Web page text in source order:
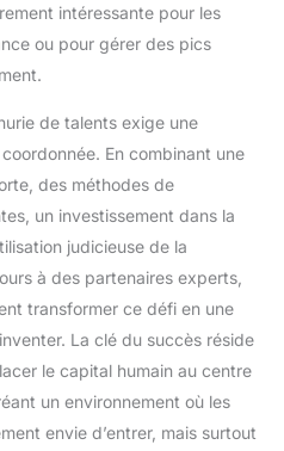
intéressante pour les
ou pour gérer des pics
de talents exige une
En combinant une
des méthodes de
un investissement dans la
judicieuse de la
à des partenaires experts,
transformer ce défi en une
La clé du succès réside
le capital humain au centre
un environnement où les
envie d’entrer, mais surtout